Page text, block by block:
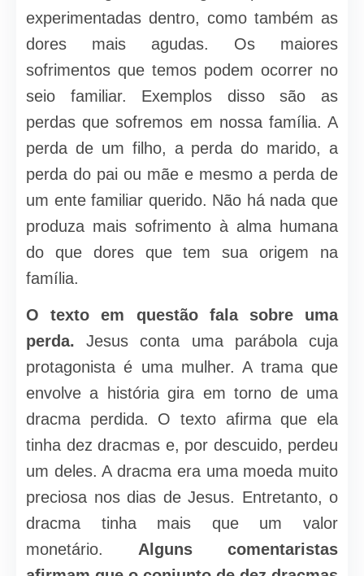
experimentadas dentro, como também as
dores mais agudas. Os maiores
sofrimentos que temos podem ocorrer no
seio familiar. Exemplos disso são as
perdas que sofremos em nossa família. A
perda de um filho, a perda do marido, a
perda do pai ou mãe e mesmo a perda de
um ente familiar querido. Não há nada que
produza mais sofrimento à alma humana
do que dores que tem sua origem na
família.
O texto em questão fala sobre uma
perda. Jesus conta uma parábola cuja
protagonista é uma mulher. A trama que
envolve a história gira em torno de uma
dracma perdida. O texto afirma que ela
tinha dez dracmas e, por descuido, perdeu
um deles. A dracma era uma moeda muito
preciosa nos dias de Jesus. Entretanto, o
dracma tinha mais que um valor
monetário. Alguns comentaristas